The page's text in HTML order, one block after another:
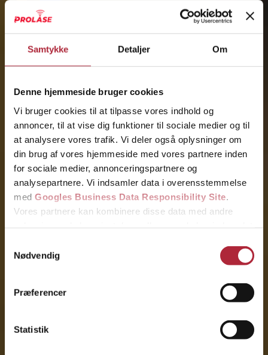
Samtykke Detaljer Om
Denne hjemmeside bruger cookies
Vi bruger cookies til at tilpasse vores indhold og
annoncer, til at vise dig funktioner til sociale medier og til
at analysere vores trafik. Vi deler også oplysninger om
din brug af vores hjemmeside med vores partnere inden
for sociale medier, annonceringspartnere og
analysepartnere. Vi indsamler data i overensstemmelse
med Googles Business Data Responsibility Site
Vores partnere kan kombinere disse data med andre
Nødvendig
Præferencer
Statistik
Kontakt os
Klik her
31 31 31 79
Ring nu
Få et tilbud
Vi vender tilbage hurtigst muligt.